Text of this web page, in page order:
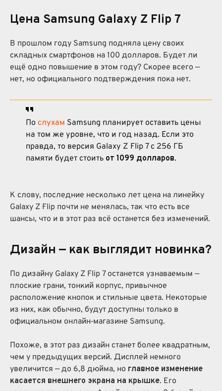
Цена Samsung Galaxy Z Flip 7
В прошлом году Samsung подняла цену своих
складных смартфонов на 100 долларов. Будет ли
ещё одно повышение в этом году? Скорее всего —
нет, но официального подтверждения пока нет.
По слухам Samsung планирует оставить цены
на том же уровне, что и год назад. Если это
правда, то версия Galaxy Z Flip 7 с 256 ГБ
памяти будет стоить от 1099 долларов.
К слову, последние несколько лет цена на линейку
Galaxy Z Flip почти не менялась, так что есть все
шансы, что и в этот раз всё останется без изменений.
Дизайн — как выглядит новинка?
По дизайну Galaxy Z Flip 7 останется узнаваемым —
плоские грани, тонкий корпус, привычное
расположение кнопок и стильные цвета. Некоторые
из них, как обычно, будут доступны только в
официальном онлайн‑магазине Samsung.
Похоже, в этот раз дизайн станет более квадратным,
чем у предыдущих версий. Дисплей немного
увеличится — до 6,8 дюйма, но главное изменение
касается внешнего экрана на крышке. Его